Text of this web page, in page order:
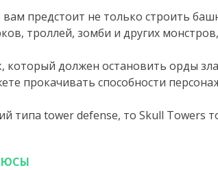
вам предстоит не только строить
троллей, зомби и других
должен остановить орды
прокачивать способности
типа tower defense, то Skull Towers